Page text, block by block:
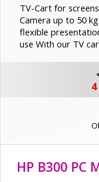
TV-Cart for
Camera up to 50
flexible
use With our TV